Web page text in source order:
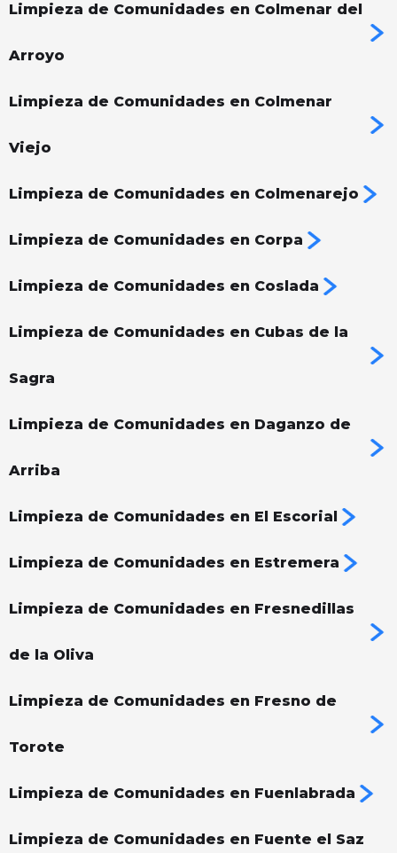
Limpieza de Comunidades en Colmenar del
Arroyo
Limpieza de Comunidades en Colmenar
Viejo
Limpieza de Comunidades en Colmenarejo
Limpieza de Comunidades en Corpa
Limpieza de Comunidades en Coslada
Limpieza de Comunidades en Cubas de la
Sagra
Limpieza de Comunidades en Daganzo de
Arriba
Limpieza de Comunidades en El Escorial
Limpieza de Comunidades en Estremera
Limpieza de Comunidades en Fresnedillas
de la Oliva
Limpieza de Comunidades en Fresno de
Torote
Limpieza de Comunidades en Fuenlabrada
Limpieza de Comunidades en Fuente el Saz